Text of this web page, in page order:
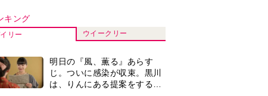
キング
リー ウイークリー
明日の『風、薫る』あらす
じ。ついに感染が収束。黒川
は、りんにある提案をする＜